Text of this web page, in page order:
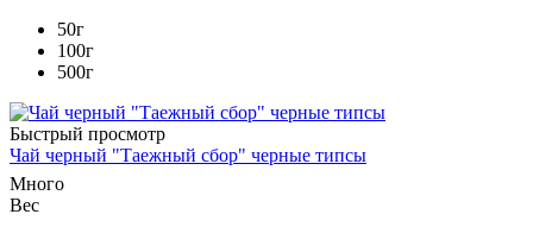
50г
100г
500г
Быстрый просмотр
Чай черный "Таежный сбор" черные типсы
Много
Вес